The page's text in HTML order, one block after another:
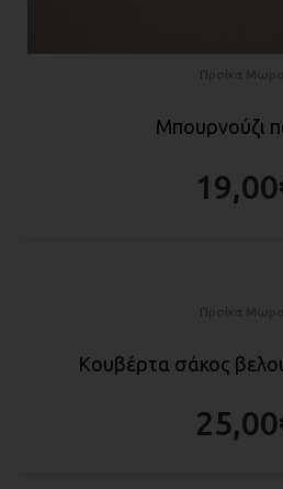
Προίκα
Μπουρνούζι
19,00
Προίκα
Κουβέρτα σάκος
25,00